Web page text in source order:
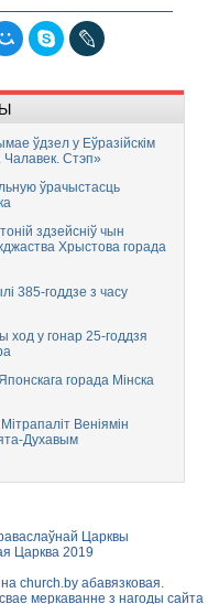
ўдзел у Еўразійскім
Стэп»
ўрачыстасць
здзейсніў чын
Хрыстова горада
385-годдзе з часу
ход у гонар 25-годдзя
горада Мінска
Веніямін
Духавым
Царквы
Царква 2019
church.by абавязковая.
меркаванне з нагоды сайта